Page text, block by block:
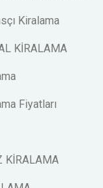
Kiralama
KİRALAMA
Fiyatları
KİRALAMA